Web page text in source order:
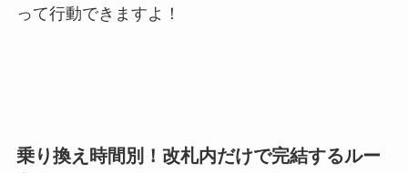
って行動できますよ！
乗り換え時間別！改札内だけで完結するルー